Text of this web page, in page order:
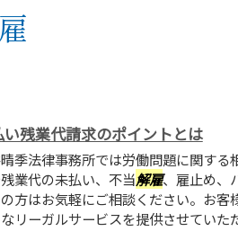
い残業代請求のポイントとは
季法律事務所では労働問題に関する
業代の未払い、不当解雇、雇止め、
方はお気軽にご相談ください。お客
リーガルサービスを提供させていた